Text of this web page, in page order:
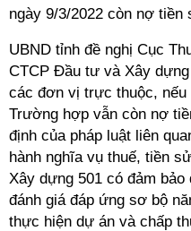
ngày 9/3/2022 còn nợ tiền
UBND tỉnh đề nghị Cục
CTCP Đầu tư và Xây
các đơn vị trực thuộc,
Trường hợp vẫn còn nợ
định của pháp luật liên
hành nghĩa vụ thuế, tiền
Xây dựng 501 có đảm
đánh giá đáp ứng sơ bộ
thực hiện dự án và chấp